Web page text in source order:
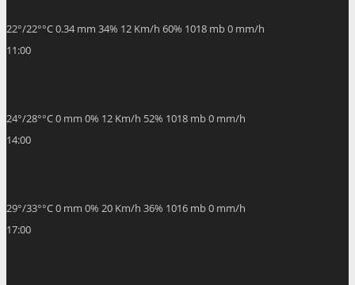
22°/22°°C0.34 mm 34% 12 Km/h 60% 1018 mb0 mm/h
11:00
24°/28°°C0 mm 0% 12 Km/h 52% 1018 mb0 mm/h
14:00
29°/33°°C0 mm 0% 20 Km/h 36% 1016 mb0 mm/h
17:00